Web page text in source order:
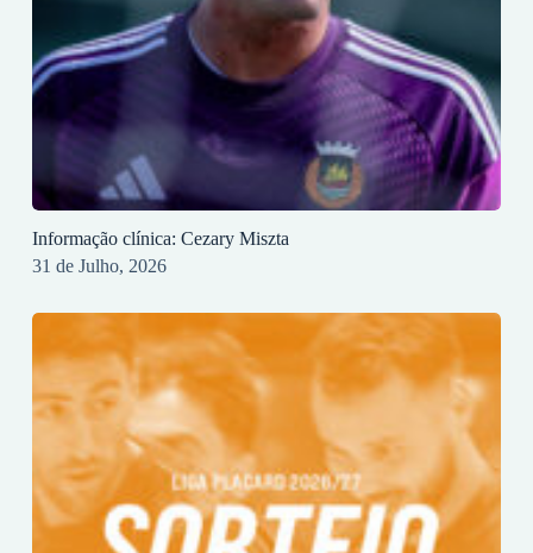
Informação clínica: Cezary Miszta
31 de Julho, 2026